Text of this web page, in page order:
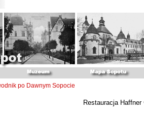
po Dawnym Sopocie
Restauracja Haffner